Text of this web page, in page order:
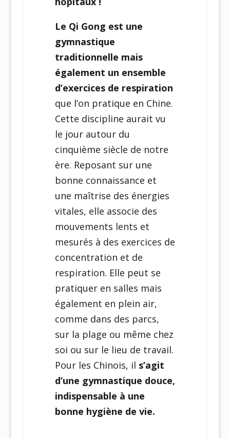
Le Qi Gong est une
gymnastique
traditionnelle mais
également un ensemble
d’exercices de respiration
que l’on pratique en Chine.
Cette discipline aurait vu
le jour autour du
cinquième siècle de notre
ère. Reposant sur une
bonne connaissance et
une maîtrise des énergies
vitales, elle associe des
mouvements lents et
mesurés à des exercices de
concentration et de
respiration. Elle peut se
pratiquer en salles mais
également en plein air,
comme dans des parcs,
sur la plage ou même chez
soi ou sur le lieu de travail.
Pour les Chinois, il s’agit
d’une gymnastique douce,
indispensable à une
bonne hygiène de vie.